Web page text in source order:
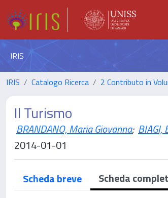
IRIS
IRIS Catalogo Ricerca 2 Contributo in
Il Turismo
BRANDANO, Maria Giovanna; BIAGI,
2014-01-01
Scheda breve Scheda